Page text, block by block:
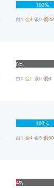
100%
白1 金4 银9 铜22
0%
白0 金0 银0 铜0
100%
白1 金4 银5 铜30
4%